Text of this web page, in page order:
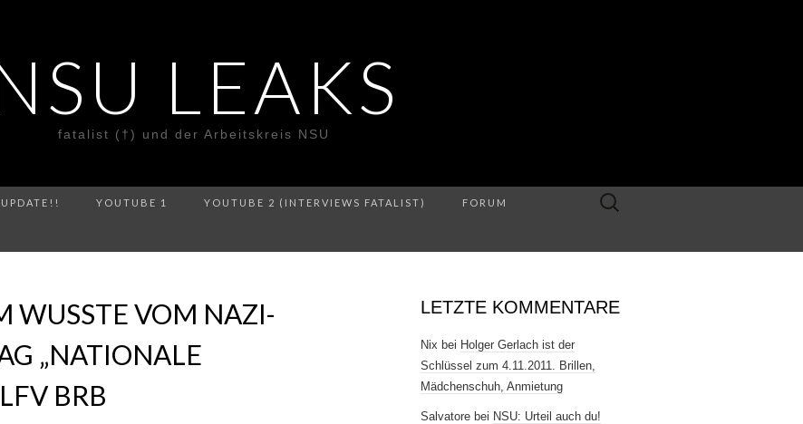
LEAKS
fatalist (†) und der Arbeitskreis NSU
YOUTUBE 1 YOUTUBE 2 (INTERVIEWS FATALIST) FORUM
Suche
WUSSTE VOM NAZI-
„NATIONALE
BRB
LETZTE KOMMENTARE
Nix bei Holger Gerlach ist der
Schlüssel zum 4.11.2011. Brillen,
Mädchenschuh, Anmietung
Salvatore bei NSU: Urteil auch du!